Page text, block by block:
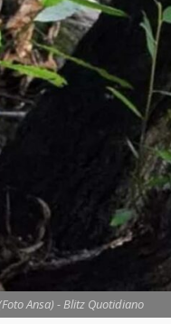
Ansa) - Blitz Quotidiano